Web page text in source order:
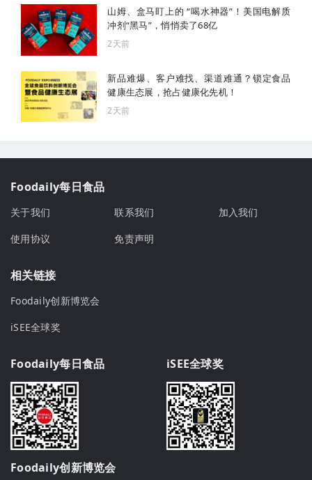
山姆、盒马盯上的 “喝水神器”！美国电解质
冲剂“黑马”，悄悄卖了68亿
2天前
新品难爆、客户难找、渠道难通？锁定食品
健康生态展，抢占健康化先机！
2天前
Foodaily每日食品
关于我们 联系我们
加入我们
使用协议
免责声明
相关链接
Foodaily创新博览会
iSEE全球奖
Foodaily每日食品 iSEE全球奖
Foodaily创新博览会